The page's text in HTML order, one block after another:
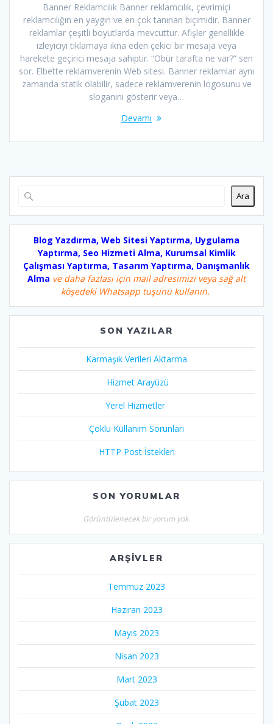
Banner Reklamcılık Banner reklamcılık, çevrimiçi
reklamcılığın en yaygın ve en çok tanınan biçimidir. Banner
reklamlar çeşitli boyutlarda mevcuttur. Afişler genellikle
izleyiciyi tıklamaya ikna eden çekici bir mesaja veya
harekete geçirici mesaja sahiptir. “Öbür tarafta ne var?” sen
sor. Elbette reklamverenin Web sitesi. Banner reklamlar aynı
zamanda statik olabilir, sadece reklamverenin logosunu ve
sloganını gösterir veya…
Devamı
Ara
Blog Yazdırma, Web Sitesi Yaptırma, Uygulama
Yaptırma, Seo Hizmeti Alma, Kurumsal Kimlik
Çalışması Yaptırma, Tasarım Yaptırma, Danışmanlık
Alma ve daha fazlası için mail adresimizi veya sağ alt
köşedeki Whatsapp tuşunu kullanın.
SON YAZILAR
Karmaşık Verileri Aktarma
Hizmet Arayüzü
Yerel Hizmetler
Çoklu Kullanım Sorunları
HTTP Post İstekleri
SON YORUMLAR
Görüntülenecek bir yorum yok.
ARŞIVLER
Temmuz 2023
Haziran 2023
Mayıs 2023
Nisan 2023
Mart 2023
Şubat 2023